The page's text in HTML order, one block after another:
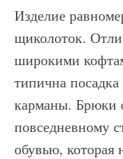
Изделие
щиколоток.
широкими
типична
карманы. Брюки
повседневному
обувью, которая